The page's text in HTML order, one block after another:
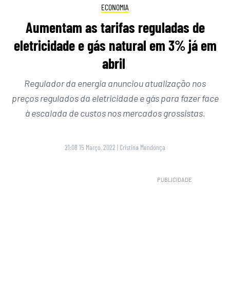
ECONOMIA
Aumentam as tarifas reguladas de
eletricidade e gás natural em 3% já em
abril
Regulador da energia anunciou atualização nos
preços regulados da eletricidade e gás para fazer face
à escalada de custos nos mercados grossistas.
21:08 15 Março, 2022 | Cristina Mendonça